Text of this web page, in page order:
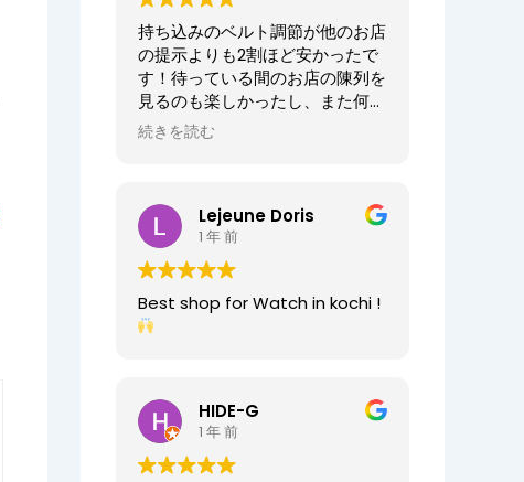
持ち込みのベルト調節が他のお店
の提示よりも2割ほど安かったで
す！待っている間のお店の陳列を
見るのも楽しかったし、また何か
あればお願いしたいお店でした。
た。店員の方が親切なのに加え、
時計がお好きなのが伝わってきま
すし、寄り添った接客をしてくれ
ましたので、買い物が気持ちよく
できました。また、おすすめ通り
交換したベルトもガラッと雰囲気
と仕事がマッチしたご商売は人の
心を豊かにするんだなぁと感じ入
りました。ありがとうございま
す。
続きを読む
Lejeune Doris
1 年 前
Best shop for Watch in kochi !
HIDE-G
1 年 前